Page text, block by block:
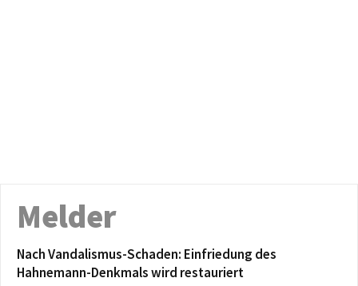
Melder
Nach Vandalismus-Schaden: Einfriedung des
Hahnemann-Denkmals wird restauriert